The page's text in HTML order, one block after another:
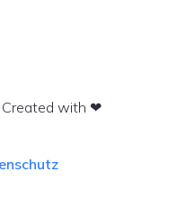
Created with ❤